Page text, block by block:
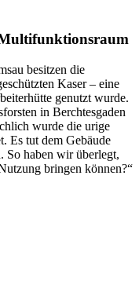
besitzen die
Kaser – eine
genutzt wurde.
in Berchtesgaden
wurde die urige
Es tut dem Gebäude
So haben wir überlegt,
bringen können?“